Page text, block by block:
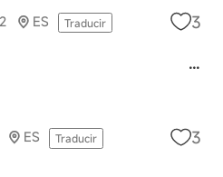
ES Traducir 3
ES Traducir 3